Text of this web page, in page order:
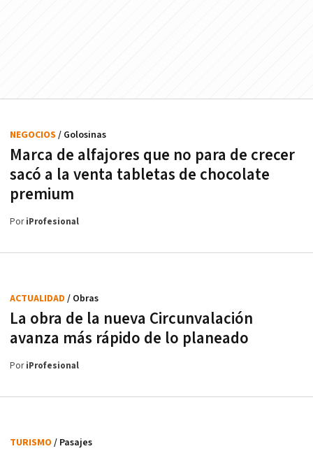
Marca de alfajores que no para de crecer
sacó a la venta tabletas de chocolate
premium
NEGOCIOS / Golosinas
PoriProfesional
La obra de la nueva Circunvalación
avanza más rápido de lo planeado
ACTUALIDAD / Obras
PoriProfesional
TURISMO / Pasajes